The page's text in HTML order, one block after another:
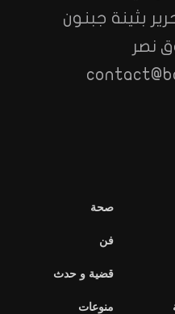
بثينة جبنون
نصر
صحة
فن
قضية و حدث
منوعات